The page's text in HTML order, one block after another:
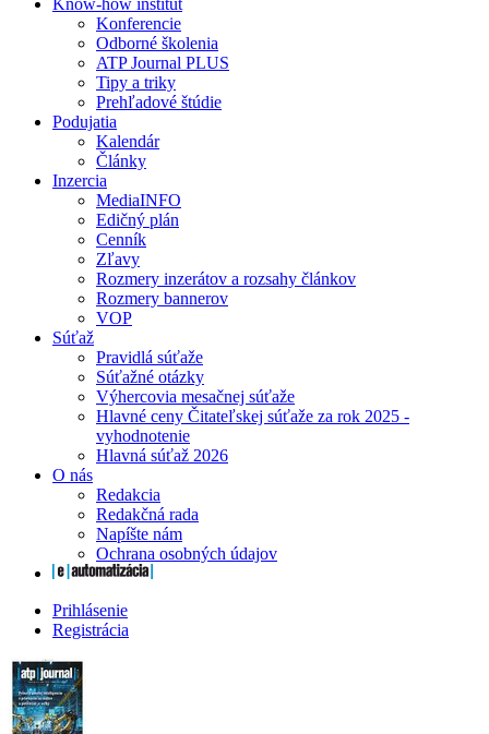
Know-how inštitút
Konferencie
Odborné školenia
ATP Journal PLUS
Tipy a triky
Prehľadové štúdie
Podujatia
Kalendár
Články
Inzercia
MediaINFO
Edičný plán
Cenník
Zľavy
Rozmery inzerátov a rozsahy článkov
Rozmery bannerov
VOP
Súťaž
Pravidlá súťaže
Súťažné otázky
Výhercovia mesačnej súťaže
Hlavné ceny Čitateľskej súťaže za rok 2025 -
vyhodnotenie
Hlavná súťaž 2026
O nás
Redakcia
Redakčná rada
Napíšte nám
Ochrana osobných údajov
Prihlásenie
Registrácia